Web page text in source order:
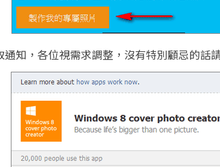
通知，各位視需求調整，沒有特別顧忌的話